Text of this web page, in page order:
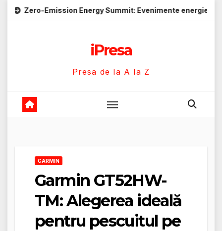
SkipEmission Energy Summit: Evenimente energie despre
iPresa
Presa de la A la Z
GARMIN
Garmin GT52HW-
TM: Alegerea ideală
pentru pescuitul pe